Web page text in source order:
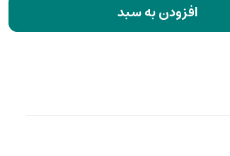
افزودن به سبد